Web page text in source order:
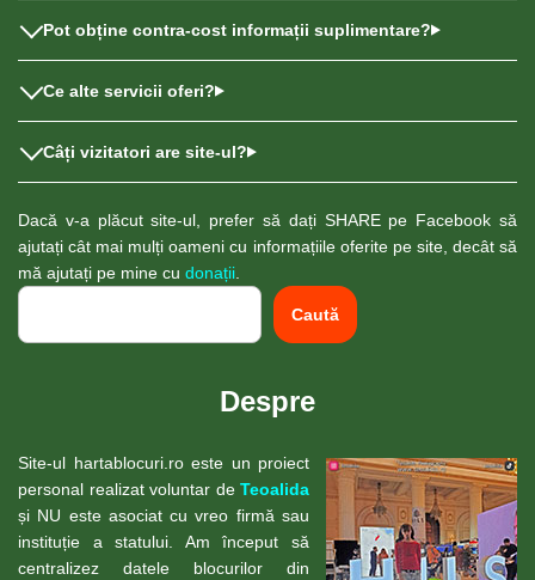
Pot obține contra-cost informații suplimentare?
Ce alte servicii oferi?
Câți vizitatori are site-ul?
Dacă v-a plăcut site-ul, prefer să dați SHARE pe Facebook să
ajutați cât mai mulți oameni cu informațiile oferite pe site, decât să
mă ajutați pe mine cu donații
Caută
Despre
Site-ul hartablocuri.ro este un proiect
personal realizat voluntar de Teoalida
și NU este asociat cu vreo firmă sau
instituție a statului. Am început să
centralizez datele blocurilor din